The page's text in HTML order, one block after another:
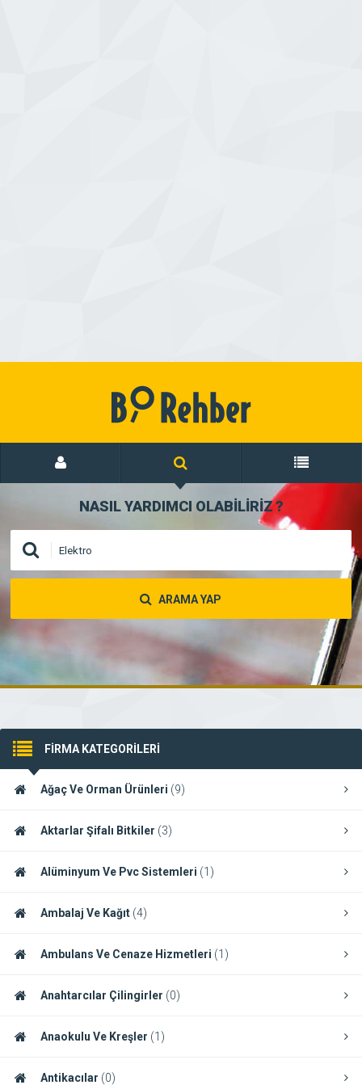
NASIL YARDIMCI OLABİLİRİZ?
ARAMA YAP
FİRMA KATEGORİLERİ
Ağaç Ve Orman Ürünleri (9)
Aktarlar Şifalı Bitkiler (3)
Alüminyum Ve Pvc Sistemleri (1)
Ambalaj Ve Kağıt (4)
Ambulans Ve Cenaze Hizmetleri (1)
Anahtarcılar Çilingirler (0)
Anaokulu Ve Kreşler (1)
Antikacılar (0)